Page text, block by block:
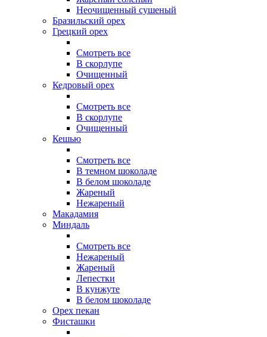
Неочищенный сушеный
Бразильский орех
Грецкий орех
Смотреть все
В скорлупе
Очищенный
Кедровый орех
Смотреть все
В скорлупе
Очищенный
Кешью
Смотреть все
В темном шоколаде
В белом шоколаде
Жареный
Нежареный
Макадамия
Миндаль
Смотреть все
Нежареный
Жареный
Лепестки
В кунжуте
В белом шоколаде
Орех пекан
Фисташки